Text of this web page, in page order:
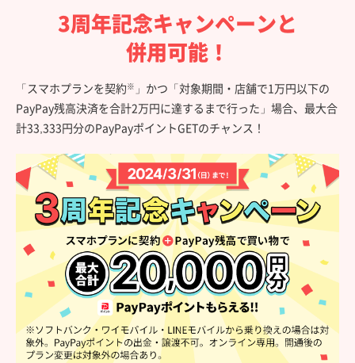
3周年記念キャンペーンと
併用可能！
「スマホプランを契約※ 」かつ「対象期間・店舗で1万円以下の
PayPay残高決済を合計2万円に達するまで行った」場合、最大合
計33,333円分のPayPayポイントGETのチャンス！